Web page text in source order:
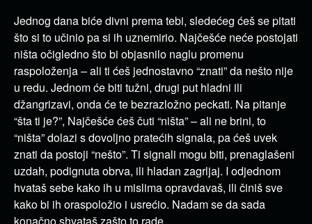
Jednog dana biće divni prema tebi, sledećeg ćeš se pitati
što si to učinio pa si ih uznemirio. Najčešće neće postojati
ništa očigledno što bi objasnilo naglu promenu
raspoloženja – ali ti ćeš jednostavno “znati” da nešto nije
u redu. Jednom će biti tužni, drugi put hladni ili
džangrizavi, onda će te bezrazložno peckati. Na pitanje
“šta ti je?”, ​​Najčešće ćeš čuti “ništa” – ali ne brini, to
“ništa” dolazi s dovoljno pratećih signala, pa ćeš uvek
znati da postoji “nešto”. Ti signali mogu biti, prenaglašeni
uzdah, podignuta obrva, ili hladan zagrljaj. I odjednom
hvataš sebe kako ih u mislima opravdavaš, ili činiš sve
kako bi ih oraspoložio i usrećio. Nadam se da sada